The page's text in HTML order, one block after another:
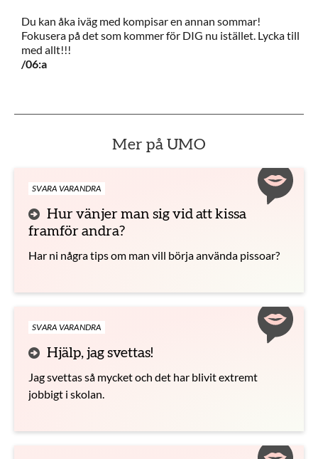
Du kan åka iväg med kompisar en annan sommar!
Fokusera på det som kommer för DIG nu istället. Lycka till
med allt!!!
/06:a
Mer på UMO
SVARA VARANDRA
Hur vänjer man sig vid att kissa
framför andra?
Har ni några tips om man vill börja använda pissoar?
SVARA VARANDRA
Hjälp, jag svettas!
Jag svettas så mycket och det har blivit extremt
jobbigt i skolan.